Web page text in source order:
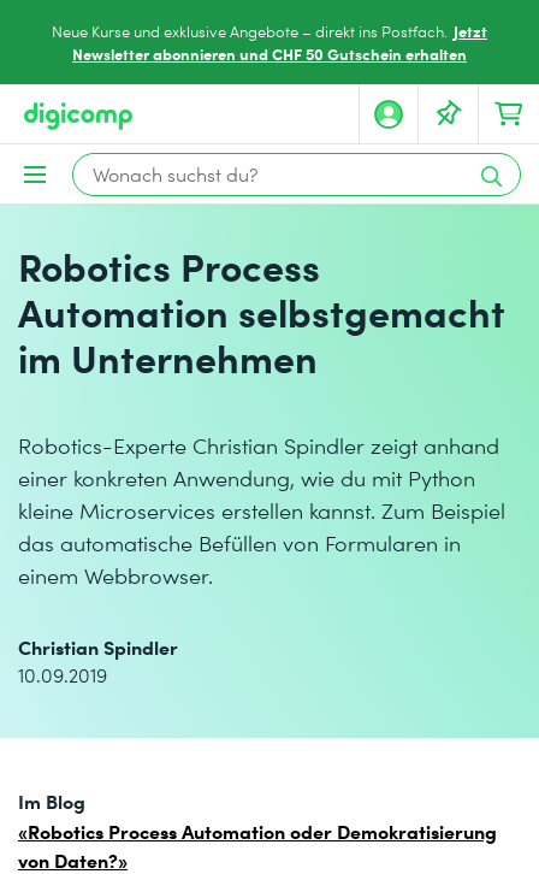
Neue Kurse und exklusive Angebote – direkt ins Postfach. Jetzt
Newsletter abonnieren und CHF 50 Gutschein erhalten
Robotics Process
Automation selbstgemacht
im Unternehmen
Robotics-Experte Christian Spindler zeigt anhand
einer konkreten Anwendung, wie du mit Python
kleine Microservices erstellen kannst. Zum Beispiel
das automatische Befüllen von Formularen in
einem Webbrowser.
Christian Spindler
10.09.2019
Im Blog
«Robotics Process Automation oder Demokratisierung
von Daten?»